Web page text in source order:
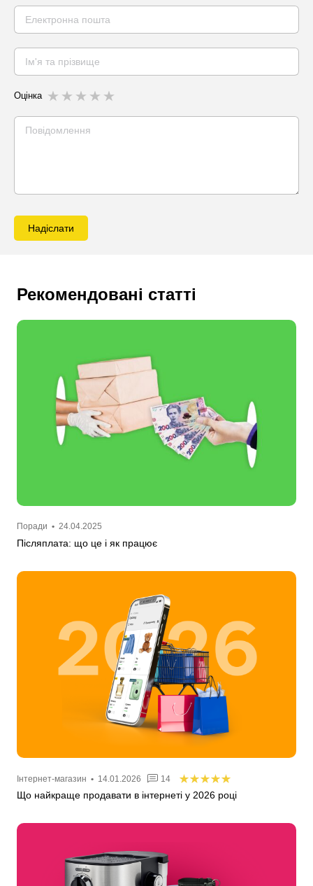
Оцінка
Надіслати
Рекомендовані статті
Поради • 24.04.2025
Післяплата: що це і як працює
Інтернет-магазин • 14.01.2026 14
Що найкраще продавати в інтернеті у 2026 році